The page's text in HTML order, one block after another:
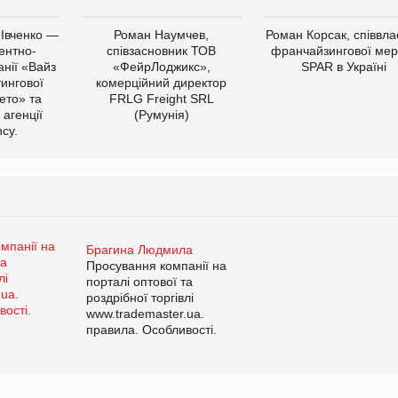
—
«Вайз
та
Роман Наумчев,
співзасновник ТОВ
«ФейрЛоджикс»,
комерційний директор
FRLG Freight SRL
(Румунія)
Роман Корсак,
франчайзингової
SPAR в Україні
Брагина Людмила
Просування компанії на
порталі оптової та
роздрібної торгівлі
www.trademaster.ua.
правила. Особливості.